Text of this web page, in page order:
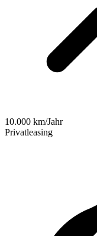
10.000 km/Jahr
Privatleasing